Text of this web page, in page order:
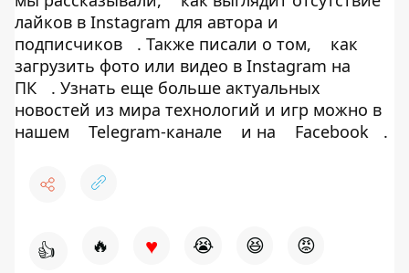
лайков в Instagram для автора и
подписчиков
. Также писали о том,
как
загрузить фото или видео в Instagram на
ПК
. Узнать еще больше актуальных
новостей из мира технологий и игр можно в
нашем
Telegram-канале и на Facebook .
👍 🔥 ♥ 😭 😆 😡